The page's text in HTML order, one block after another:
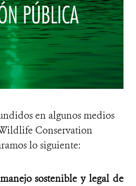
en algunos medios
Conservation
lo siguiente:
sostenible y legal de